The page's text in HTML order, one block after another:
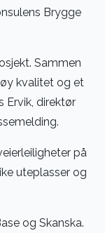
Brygge
Sammen
kvalitet og et
Ervik, direktør
på
uteplasser og
og Skanska.